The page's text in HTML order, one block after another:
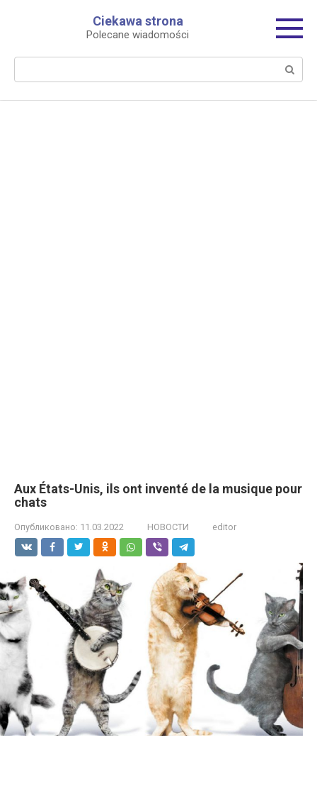
Ciekawa strona
Polecane wiadomości
Aux États-Unis, ils ont inventé de la musique pour
chats
Опубликовано: 11.03.2022 НОВОСТИ editor